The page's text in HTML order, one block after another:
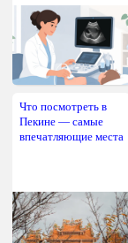
Что посмотреть в
Пекине — самые
впечатляющие места